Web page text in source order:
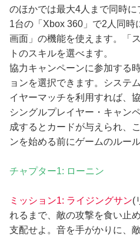
のほかでは最大4人まで同時に
1台の「Xbox 360」で2人同時
画面」の機能を使えます。「
トのスキルを選べます。
協力キャンペーンに参加する
ョンを選択できます。システ
イヤーマッチを利用すれば、
シングルプレイヤー・キャン
成するとカードが与えられ、
ンを始める前にゲームのルー
チャプター1: ローニン
ミッション1: ライジングサン(
れるまで、敵の攻撃を食い止
支配せよ。音を手がかりに、